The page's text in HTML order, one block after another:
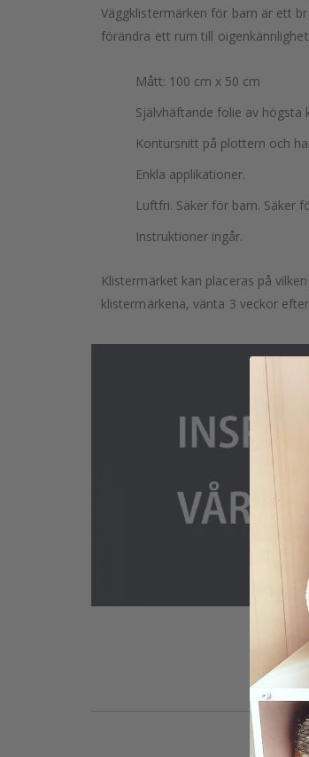
bildgalleriet
Väggklistermärken för barn är ett
förändra ett rum till
Mått: 100 cm x 50 cm
Självhäftande folie av högsta
Kontursnitt på plottern och
Enkla applikationer.
Luftfri. Säker för barn. Säker
Instruktioner ingår.
Klistermärket kan placeras på
klistermärkena, vänta 3 veckor